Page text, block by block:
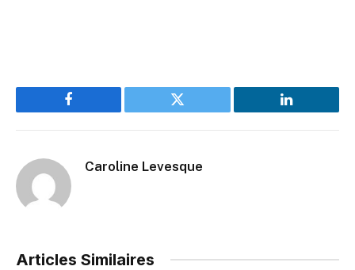
Facebook Twitter LinkedIn
Caroline Levesque
Articles Similaires